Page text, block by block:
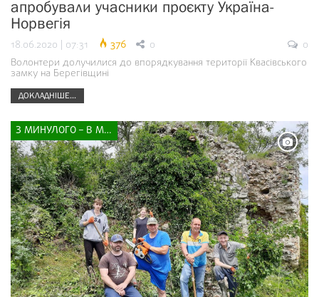
апробували учасники проєкту Україна-
Норвегія
18.06.2020 | 07:31 376 0
0
Волонтери долучилися до впорядкування території Квасівського
замку на Берегівщині
ДОКЛАДНІШЕ...
З МИНУЛОГО – В МАЙБУТНЄ